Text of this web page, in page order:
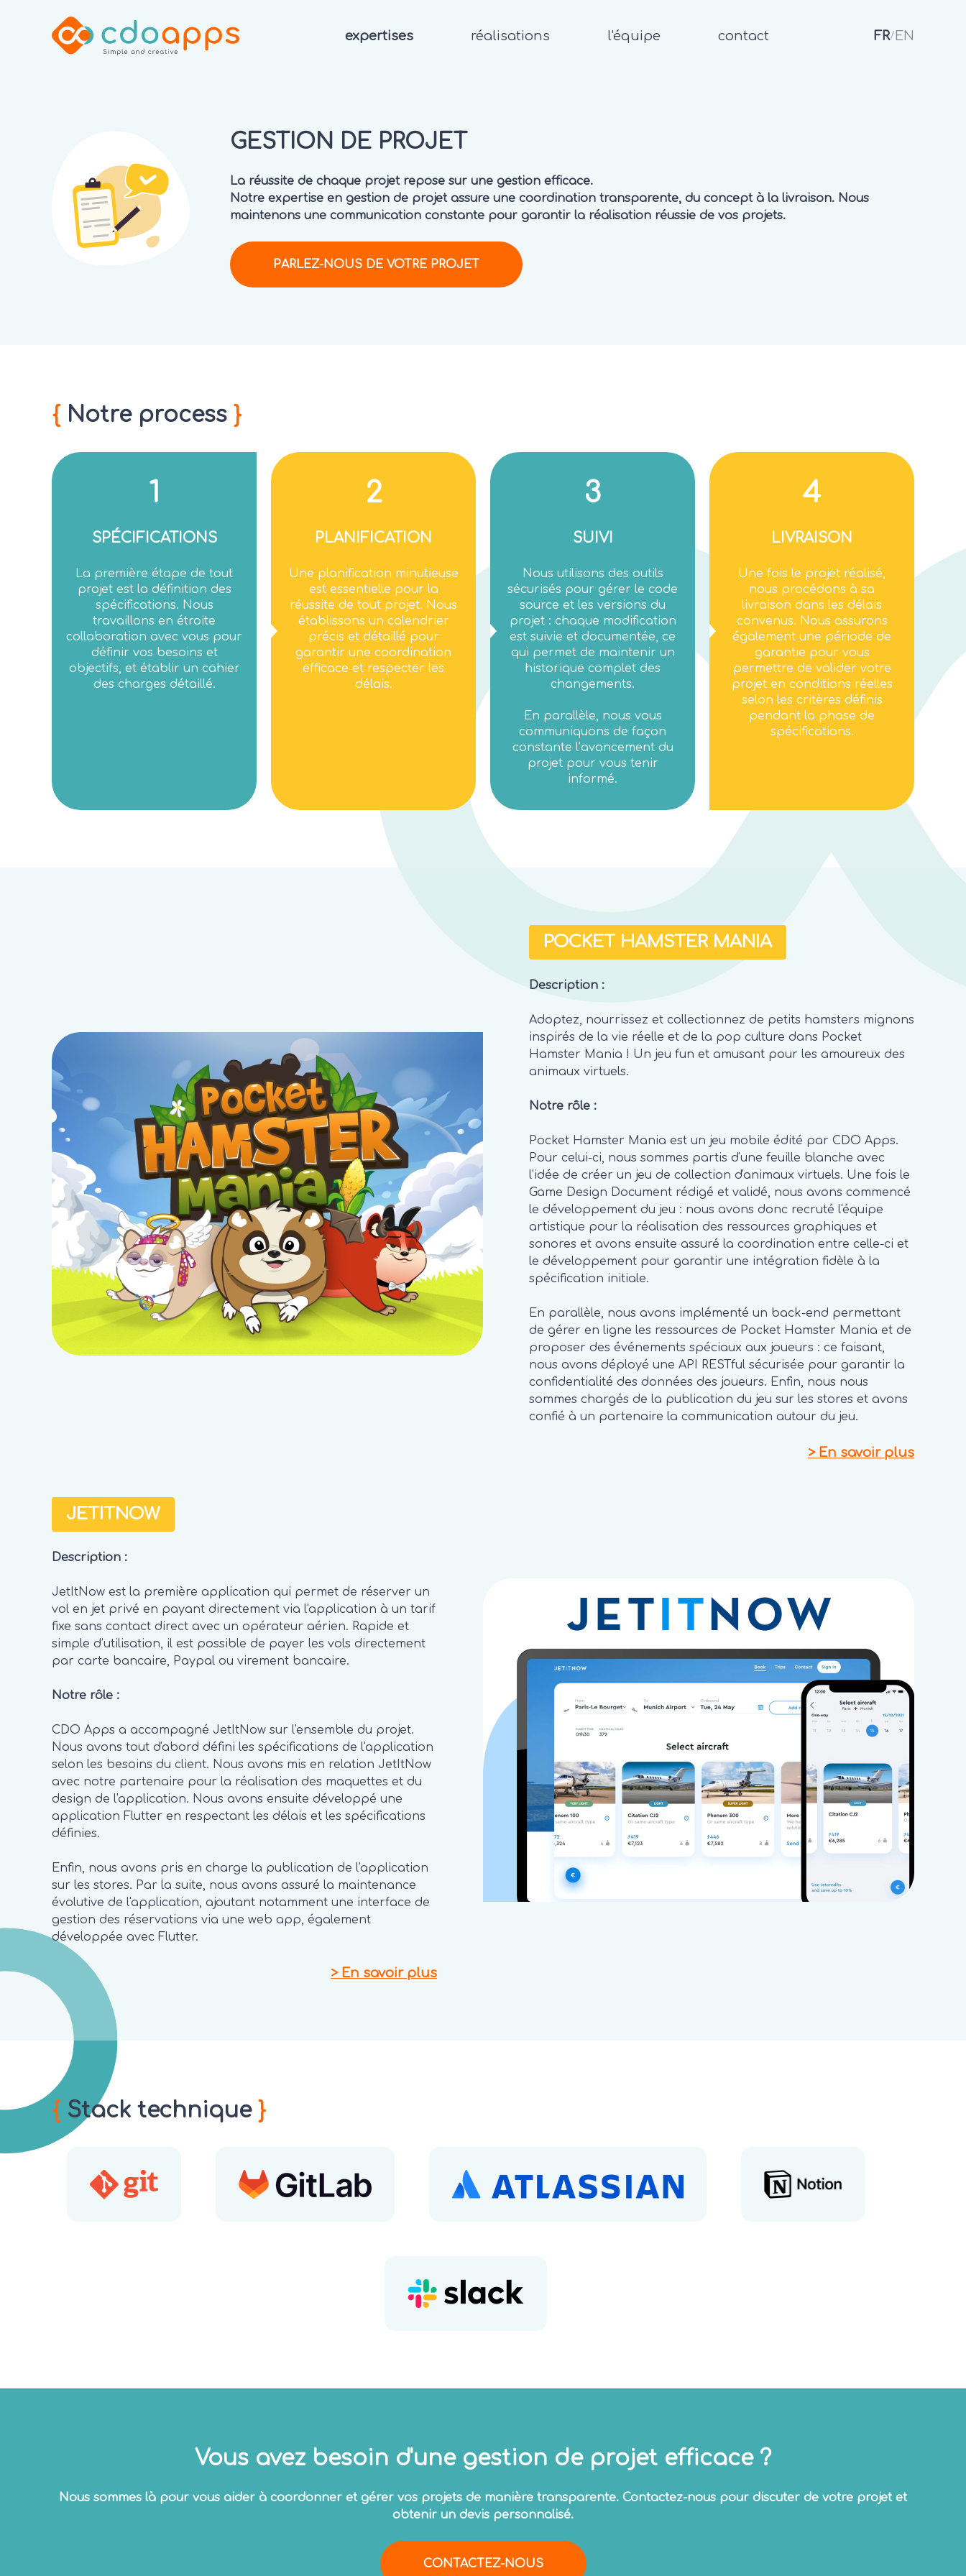
expertises réalisations l'équipe contact FR/ EN
GESTION DE PROJET
La réussite de chaque projet repose sur une gestion efficace.
Notre expertise en gestion de projet assure une coordination transparente, du concept à la livraison. Nous
maintenons une communication constante pour garantir la réalisation réussie de vos projets.
PARLEZ-NOUS DE VOTRE PROJET
{ Notre process }
1
SPÉCIFICATIONS
La première étape de tout
projet est la définition des
spécifications. Nous
travaillons en étroite
collaboration avec vous pour
définir vos besoins et
objectifs, et établir un cahier
des charges détaillé.
2
PLANIFICATION
Une planification minutieuse
est essentielle pour la
réussite de tout projet. Nous
établissons un calendrier
précis et détaillé pour
garantir une coordination
efficace et respecter les
délais.
3
SUIVI
Nous utilisons des outils
sécurisés pour gérer le code
source et les versions du
projet : chaque modification
est suivie et documentée, ce
qui permet de maintenir un
historique complet des
changements.
En parallèle, nous vous
communiquons de façon
constante l’avancement du
projet pour vous tenir
informé.
4
LIVRAISON
Une fois le projet réalisé,
nous procédons à sa
livraison dans les délais
convenus. Nous assurons
également une période de
garantie pour vous
permettre de valider votre
projet en conditions réelles
selon les critères définis
pendant la phase de
spécifications.
POCKET HAMSTER MANIA
Description :
Adoptez, nourrissez et collectionnez de petits hamsters mignons
inspirés de la vie réelle et de la pop culture dans Pocket
Hamster Mania ! Un jeu fun et amusant pour les amoureux des
animaux virtuels.
Notre rôle :
Pocket Hamster Mania est un jeu mobile édité par CDO Apps.
Pour celui-ci, nous sommes partis d'une feuille blanche avec
l'idée de créer un jeu de collection d'animaux virtuels. Une fois le
Game Design Document rédigé et validé, nous avons commencé
le développement du jeu : nous avons donc recruté l'équipe
artistique pour la réalisation des ressources graphiques et
sonores et avons ensuite assuré la coordination entre celle-ci et
le développement pour garantir une intégration fidèle à la
spécification initiale.
En parallèle, nous avons implémenté un back-end permettant
de gérer en ligne les ressources de Pocket Hamster Mania et de
proposer des événements spéciaux aux joueurs : ce faisant,
nous avons déployé une API RESTful sécurisée pour garantir la
confidentialité des données des joueurs. Enfin, nous nous
sommes chargés de la publication du jeu sur les stores et avons
confié à un partenaire la communication autour du jeu.
> En savoir plus
JETITNOW
Description :
JetItNow est la première application qui permet de réserver un
vol en jet privé en payant directement via l'application à un tarif
fixe sans contact direct avec un opérateur aérien. Rapide et
simple d’utilisation, il est possible de payer les vols directement
par carte bancaire, Paypal ou virement bancaire.
Notre rôle :
CDO Apps a accompagné JetItNow sur l'ensemble du projet.
Nous avons tout d'abord défini les spécifications de l'application
selon les besoins du client. Nous avons mis en relation JetItNow
avec notre partenaire pour la réalisation des maquettes et du
design de l'application. Nous avons ensuite développé une
application Flutter en respectant les délais et les spécifications
définies.
Enfin, nous avons pris en charge la publication de l'application
sur les stores. Par la suite, nous avons assuré la maintenance
évolutive de l'application, ajoutant notamment une interface de
gestion des réservations via une web app, également
développée avec Flutter.
> En savoir plus
{ Stack technique }
Vous avez besoin d'une gestion de projet efficace ?
Nous sommes là pour vous aider à coordonner et gérer vos projets de manière transparente. Contactez-nous pour discuter de votre projet et
obtenir un devis personnalisé.
CONTACTEZ-NOUS